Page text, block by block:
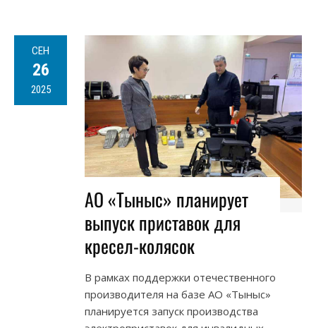
СЕН
26
2025
АО «Тыныс» планирует
выпуск приставок для
кресел-колясок
В рамках поддержки отечественного
производителя на базе АО «Тыныс»
планируется запуск производства